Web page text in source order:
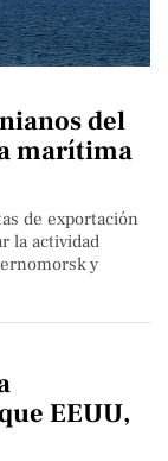
del
marítima
de exportación
la actividad
y
EEUU,